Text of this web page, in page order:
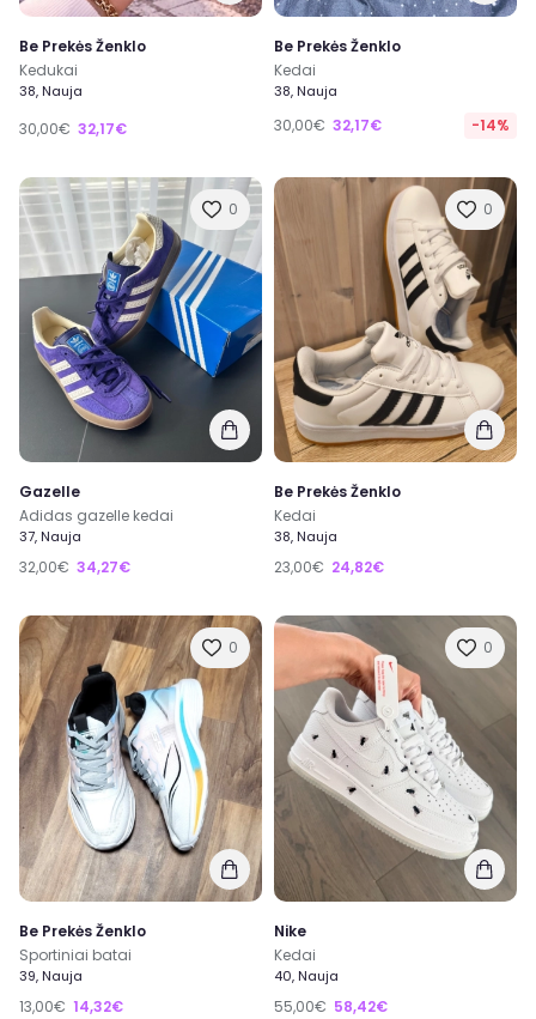
Be Prekės Ženklo
Kedukai
38, Nauja
30,00€ 32,17€
Be Prekės Ženklo
Kedai
38, Nauja
30,00€ 32,17€ -14%
0
Gazelle
Adidas gazelle kedai
37, Nauja
32,00€ 34,27€
0
Be Prekės Ženklo
Kedai
38, Nauja
23,00€ 24,82€
0
Be Prekės Ženklo
Sportiniai batai
39, Nauja
13,00€ 14,32€
0
Nike
Kedai
40, Nauja
55,00€ 58,42€